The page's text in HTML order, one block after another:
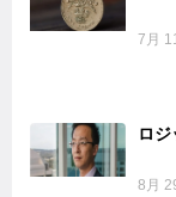
7月
ロ
8月